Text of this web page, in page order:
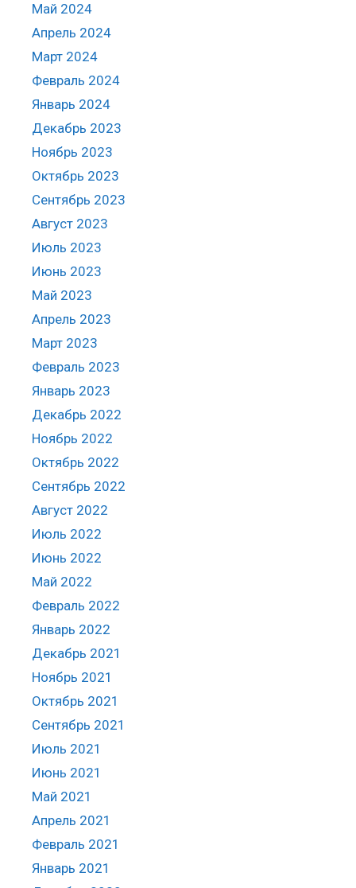
Май 2024
Апрель 2024
Март 2024
Февраль 2024
Январь 2024
Декабрь 2023
Ноябрь 2023
Октябрь 2023
Сентябрь 2023
Август 2023
Июль 2023
Июнь 2023
Май 2023
Апрель 2023
Март 2023
Февраль 2023
Январь 2023
Декабрь 2022
Ноябрь 2022
Октябрь 2022
Сентябрь 2022
Август 2022
Июль 2022
Июнь 2022
Май 2022
Февраль 2022
Январь 2022
Декабрь 2021
Ноябрь 2021
Октябрь 2021
Сентябрь 2021
Июль 2021
Июнь 2021
Май 2021
Апрель 2021
Февраль 2021
Январь 2021